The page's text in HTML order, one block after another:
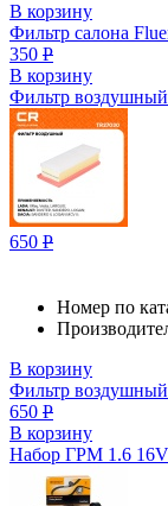
В корзину
Фильтр салона
350 Р
В корзину
Фильтр
650 Р
Номер по
В корзину
Фильтр
650 Р
В корзину
Набор ГРМ 1.6